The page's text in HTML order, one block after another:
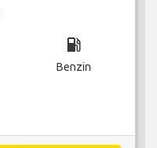
local_gas_station
Benzin